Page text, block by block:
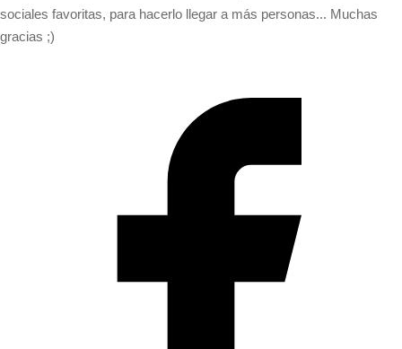
sociales favoritas, para hacerlo llegar a más personas... Muchas
gracias ;)